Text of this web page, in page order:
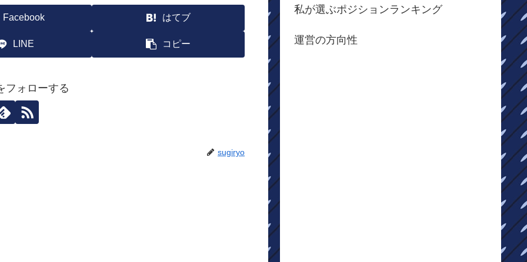
Facebook はてブ
LINE コピー
フォローする
sugiryo
私が選ぶポジションランキング
運営の方向性